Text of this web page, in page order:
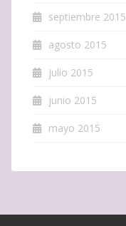
septiembre 2015
agosto 2015
julio 2015
junio 2015
mayo 2015